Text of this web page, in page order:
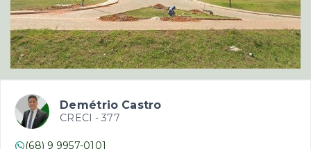
Demétrio Castro
CRECI - 377
(68) 9 9957-0101